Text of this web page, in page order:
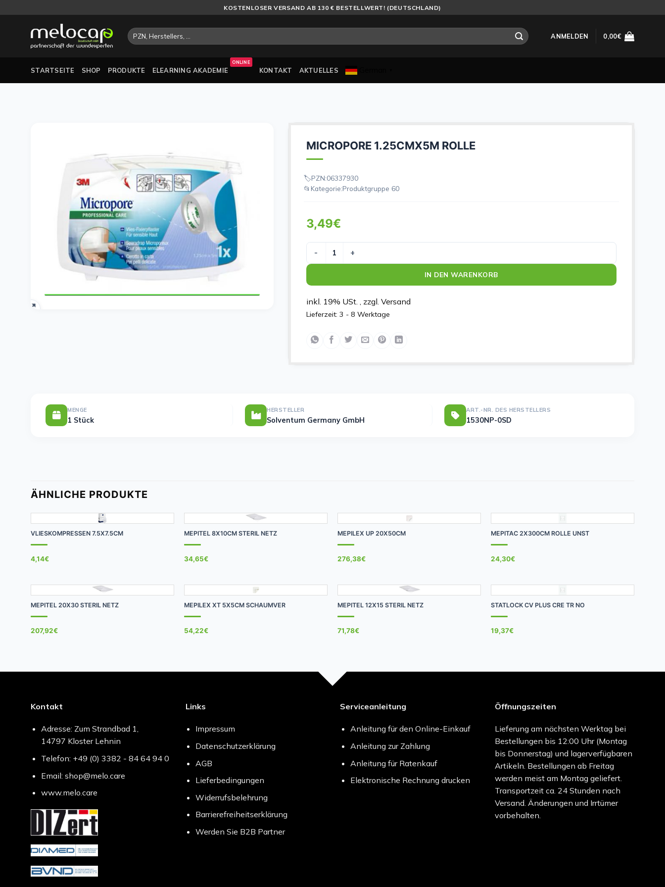
Inhalt
springen
KOSTENLOSER VERSAND AB 130 € BESTELLWERT! (DEUTSCHLAND)
Suchen
nach:
ANMELDEN 0,00€
STARTSEITE SHOP PRODUKTE ELEARNING AKADEMIE
ONLINE
KONTAKT AKTUELLES
MICROPORE 1.25CMX5M ROLLE
PZN:06337930
Kategorie:Produktgruppe 60
3,49€
MICROPORE 1.25CMX5M ROLLE Menge
IN DEN WARENKORB
inkl. 19% USt. , zzgl. Versand
Lieferzeit: 3 - 8 Werktage
MENGE
1 Stück
HERSTELLER
Solventum Germany GmbH
ART.-NR. DES HERSTELLERS
1530NP-0SD
ÄHNLICHE PRODUKTE
VLIESKOMPRESSEN 7.5X7.5CM
4,14€
MEPITEL 8X10CM STERIL NETZ
34,65€
MEPILEX UP 20X50CM
276,38€
MEPITAC 2X300CM ROLLE UNST
24,30€
MEPITEL 20X30 STERIL NETZ
207,92€
MEPILEX XT 5X5CM SCHAUMVER
54,22€
MEPITEL 12X15 STERIL NETZ
71,78€
STATLOCK CV PLUS CRE TR NO
19,37€
Kontakt
Adresse: Zum Strandbad 1,
14797 Kloster Lehnin
Telefon: +49 (0) 3382 - 84 64 94 0
Email: shop@melo.care
www.melo.care
Links
Impressum
Datenschutzerklärung
AGB
Lieferbedingungen
Widerrufsbelehrung
Barrierefreiheitserklärung
Werden Sie B2B Partner
Serviceanleitung
Anleitung für den Online-Einkauf
Anleitung zur Zahlung
Anleitung für Ratenkauf
Elektronische Rechnung drucken
Öffnungszeiten
Lieferung am nächsten Werktag bei
Bestellungen bis 12:00 Uhr (Montag
bis Donnerstag) und lagerverfügbaren
Artikeln. Bestellungen ab Freitag
werden meist am Montag geliefert.
Transportzeit ca. 24 Stunden nach
Versand. Änderungen und Irrtümer
vorbehalten.